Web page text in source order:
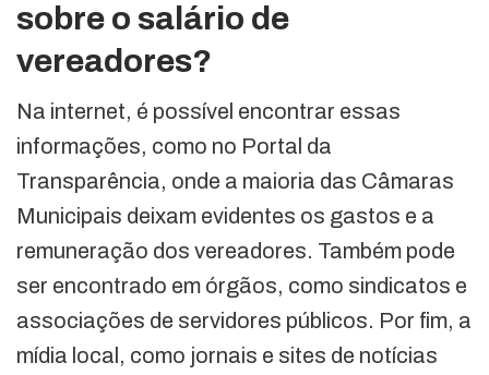
sobre o salário de
vereadores?
Na internet, é possível encontrar essas
informações, como no Portal da
Transparência, onde a maioria das Câmaras
Municipais deixam evidentes os gastos e a
remuneração dos vereadores. Também pode
ser encontrado em órgãos, como sindicatos e
associações de servidores públicos. Por fim, a
mídia local, como jornais e sites de notícias